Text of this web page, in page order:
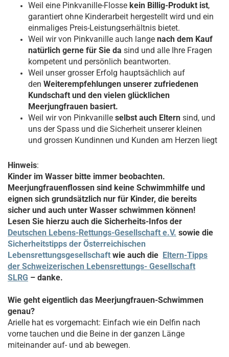
Weil eine Pinkvanille-Flosse kein Billig-Produkt ist,
garantiert ohne Kinderarbeit hergestellt wird und ein
einmaliges Preis-Leistungserhältnis bietet.
Weil wir von Pinkvanille auch lange nach dem Kauf
natürlich gerne für Sie da sind und alle Ihre Fragen
kompetent und persönlich beantworten.
Weil unser grosser Erfolg hauptsächlich auf
den Weiterempfehlungen unserer zufriedenen
Kundschaft und den vielen glücklichen
Meerjungfrauen basiert.
Weil wir von Pinkvanille selbst auch Eltern sind, und
uns der Spass und die Sicherheit unserer kleinen
und grossen Kundinnen und Kunden am Herzen liegt
Hinweis:
Kinder im Wasser bitte immer beobachten.
Meerjungfrauenflossen sind keine Schwimmhilfe und
eignen sich grundsätzlich nur für Kinder, die bereits
sicher und auch unter Wasser schwimmen können!
Lesen Sie hierzu auch die Sicherheits-Infos der
Deutschen Lebens-Rettungs-Gesellschaft e.V. sowie die
Sicherheitstipps der Österreichischen
Lebensrettungsgesellschaft wie auch die Eltern-Tipps
der Schweizerischen Lebensrettungs- Gesellschaft
SLRG – danke.
Wie geht eigentlich das Meerjungfrauen-Schwimmen
genau?
Arielle hat es vorgemacht: Einfach wie ein Delfin nach
vorne tauchen und die Beine in der ganzen Länge
miteinander auf- und ab bewegen.